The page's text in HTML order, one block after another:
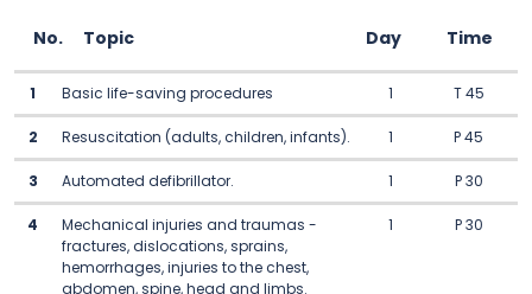
No. Topic Day Time
1 Basic life-saving procedures 1 T 45
2 Resuscitation (adults, children, infants). 1 P 45
3 Automated defibrillator. 1 P 30
4
Mechanical injuries and traumas -
fractures, dislocations, sprains,
hemorrhages, injuries to the chest,
abdomen, spine, head and limbs.
1 P 30